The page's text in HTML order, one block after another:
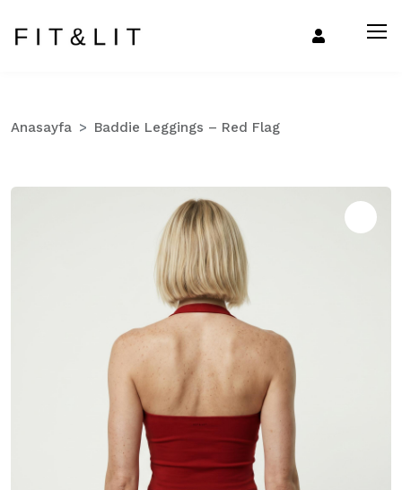
Anasayfa Baddie Leggings – Red Flag